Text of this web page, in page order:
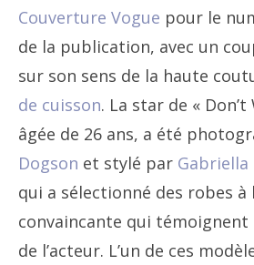
Couverture Vogue pour le
de la publication, avec un
sur son sens de la haute
de cuisson. La star de «
âgée de 26 ans, a été
Dogson et stylé par Gabriella
qui a sélectionné des robes à
convaincante qui témoignent
de l’acteur. L’un de ces